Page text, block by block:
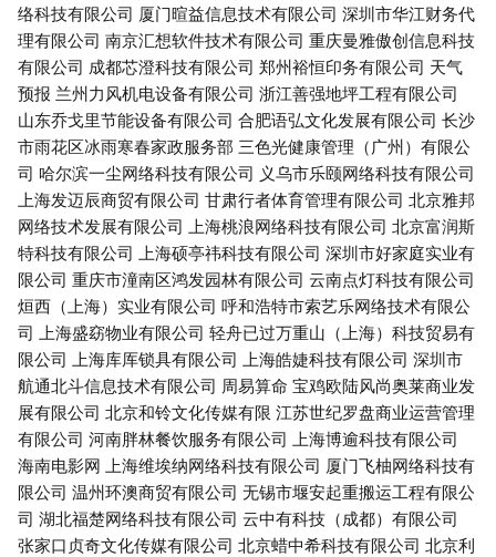
络科技有限公司 厦门暄益信息技术有限公司 深圳市华江财务代
理有限公司 南京汇想软件技术有限公司 重庆曼雅傲创信息科技
有限公司 成都芯澄科技有限公司 郑州裕恒印务有限公司 天气
预报 兰州力风机电设备有限公司 浙江善强地坪工程有限公司
山东乔戈里节能设备有限公司 合肥语弘文化发展有限公司 长沙
市雨花区冰雨寒春家政服务部 三色光健康管理（广州）有限公
司 哈尔滨一尘网络科技有限公司 义乌市乐颐网络科技有限公司
上海发迈辰商贸有限公司 甘肃行者体育管理有限公司 北京雅邦
网络技术发展有限公司 上海桃浪网络科技有限公司 北京富润斯
特科技有限公司 上海硕亭祎科技有限公司 深圳市好家庭实业有
限公司 重庆市潼南区鸿发园林有限公司 云南点灯科技有限公司
烜西（上海）实业有限公司 呼和浩特市索艺乐网络技术有限公
司 上海盛窈物业有限公司 轻舟已过万重山（上海）科技贸易有
限公司 上海库厍锁具有限公司 上海皓婕科技有限公司 深圳市
航通北斗信息技术有限公司 周易算命 宝鸡欧陆风尚奥莱商业发
展有限公司 北京和铃文化传媒有限 江苏世纪罗盘商业运营管理
有限公司 河南胖林餐饮服务有限公司 上海博逾科技有限公司
海南电影网 上海维埃纳网络科技有限公司 厦门飞柚网络科技有
限公司 温州环澳商贸有限公司 无锡市堰安起重搬运工程有限公
司 湖北福楚网络科技有限公司 云中有科技（成都）有限公司
张家口贞奇文化传媒有限公司 北京蜡中希科技有限公司 北京利